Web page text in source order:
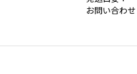
お問い合わ